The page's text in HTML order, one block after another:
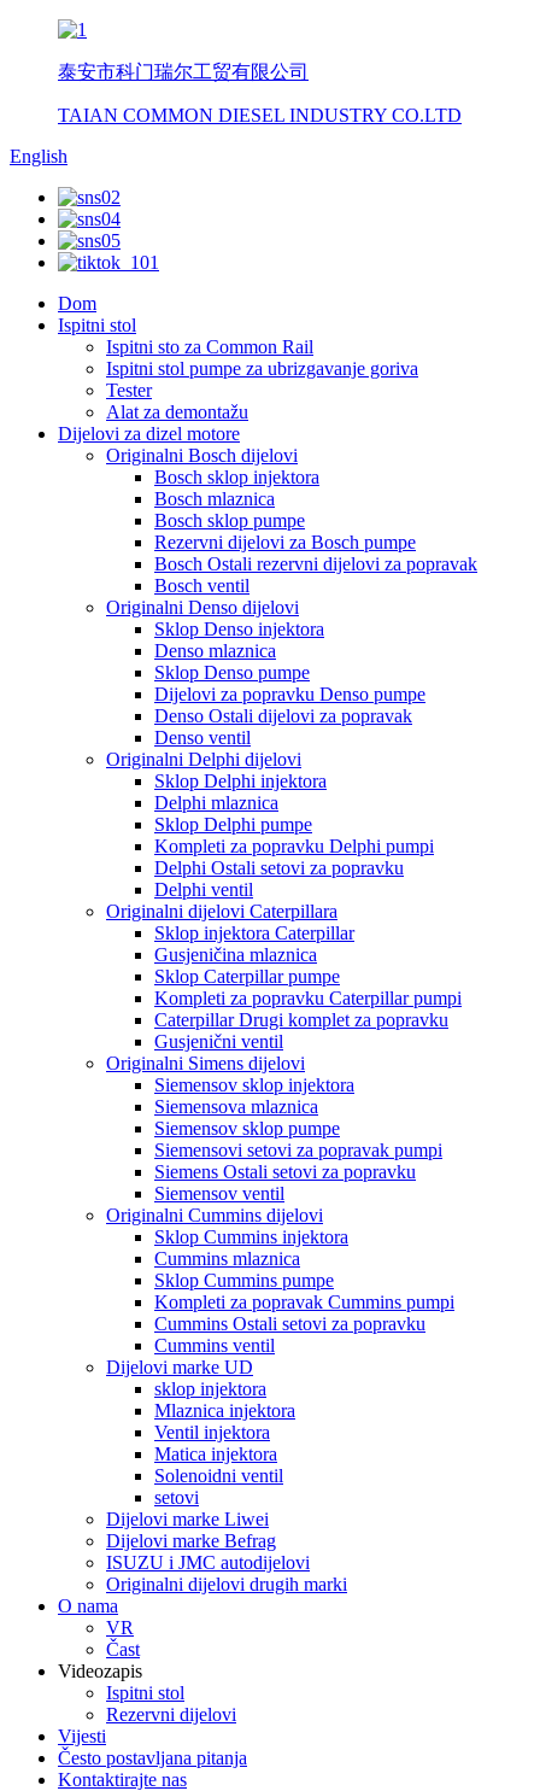
泰安市科门瑞尔工贸有限公司
TAIAN COMMON DIESEL INDUSTRY CO.LTD
English
Dom
Ispitni stol
Ispitni sto za Common Rail
Ispitni stol pumpe za ubrizgavanje goriva
Tester
Alat za demontažu
Dijelovi za dizel motore
Originalni Bosch dijelovi
Bosch sklop injektora
Bosch mlaznica
Bosch sklop pumpe
Rezervni dijelovi za Bosch pumpe
Bosch Ostali rezervni dijelovi za popravak
Bosch ventil
Originalni Denso dijelovi
Sklop Denso injektora
Denso mlaznica
Sklop Denso pumpe
Dijelovi za popravku Denso pumpe
Denso Ostali dijelovi za popravak
Denso ventil
Originalni Delphi dijelovi
Sklop Delphi injektora
Delphi mlaznica
Sklop Delphi pumpe
Kompleti za popravku Delphi pumpi
Delphi Ostali setovi za popravku
Delphi ventil
Originalni dijelovi Caterpillara
Sklop injektora Caterpillar
Gusjeničina mlaznica
Sklop Caterpillar pumpe
Kompleti za popravku Caterpillar pumpi
Caterpillar Drugi komplet za popravku
Gusjenični ventil
Originalni Simens dijelovi
Siemensov sklop injektora
Siemensova mlaznica
Siemensov sklop pumpe
Siemensovi setovi za popravak pumpi
Siemens Ostali setovi za popravku
Siemensov ventil
Originalni Cummins dijelovi
Sklop Cummins injektora
Cummins mlaznica
Sklop Cummins pumpe
Kompleti za popravak Cummins pumpi
Cummins Ostali setovi za popravku
Cummins ventil
Dijelovi marke UD
sklop injektora
Mlaznica injektora
Ventil injektora
Matica injektora
Solenoidni ventil
setovi
Dijelovi marke Liwei
Dijelovi marke Befrag
ISUZU i JMC autodijelovi
Originalni dijelovi drugih marki
O nama
VR
Čast
Videozapis
Ispitni stol
Rezervni dijelovi
Vijesti
Često postavljana pitanja
Kontaktirajte nas